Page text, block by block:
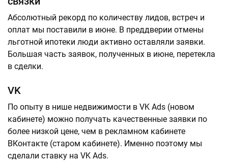
Абсолютный рекорд по количеству лидов, встреч и
оплат мы поставили в июне. В преддверии отмены
льготной ипотеки люди активно оставляли заявки.
Большая часть заявок, полученных в июне, перетекла
в сделки.
VK
По опыту в нише недвижимости в VK Ads (новом
кабинете) можно получать качественные заявки по
более низкой цене, чем в рекламном кабинете
ВКонтакте (старом кабинете). Именно поэтому мы
сделали ставку на VK Ads.